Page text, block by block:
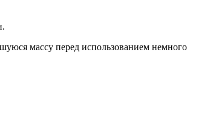
массу перед использованием немного